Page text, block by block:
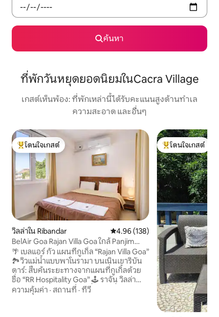
ค้นหา
ที่พักวันหยุดยอดนิยมในCacra Village
เกสต์เห็นพ้อง: ที่พักเหล่านี้ได้รับคะแนนสูงด้านทำเล
ความสะอาด และอื่นๆ
โดนใจเกสต์ที่สุด
โดนใจเกสต์
วิลล่าใน Ribandar คะแนนเฉลี่ย 4.96 จาก 5, 138 รีวิว
4.96 (138)
BelAir Goa Rajan Villa Goa ใกล้ Panjim
Ribandar
🌴 เบลแอร์ กัว แผนที่กูเกิ้ล “Rajan Villa Goa”
🏞️วิวแม่น้ำแบบพาโนรามา บนเนินเขาริบัน
ดาร์: สืบค้นระยะทางจากแผนที่กูเกิ้ลด้วย
ชื่อ “RR Hospitality Goa” 🕹️ ราจัน วิลล่า
โกวา (Google Map) 🏠 เกี่ยวกับที่พัก แฟลต
ความคุ้มค่า · สถานที่ · ทีวี
โดนใจเกสต์ที่สุด
โดนใจเกสต์